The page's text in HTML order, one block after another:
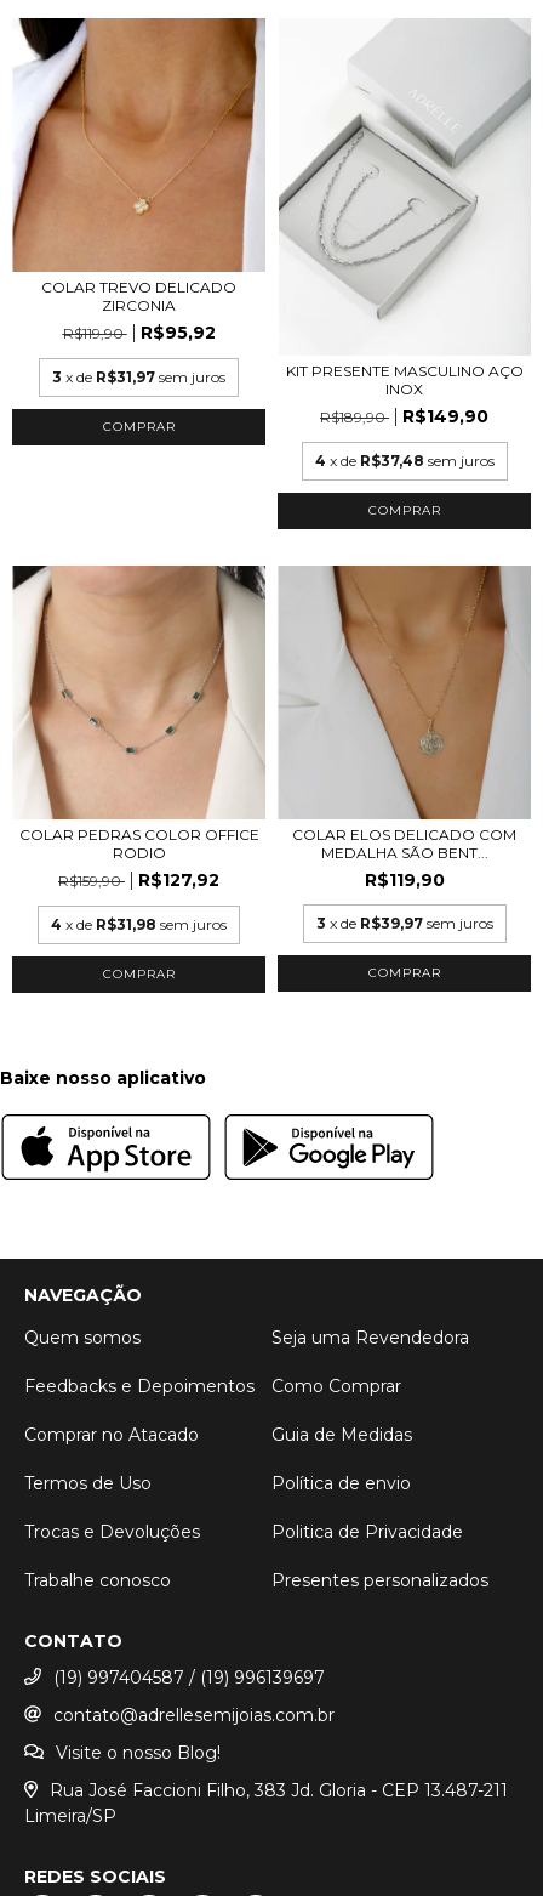
COLAR TREVO DELICADO
ZIRCONIA
R$119,90
R$95,92
3 x de R$31,97 sem juros
KIT PRESENTE MASCULINO AÇO
INOX
R$189,90
R$149,90
4 x de R$37,48 sem juros
COLAR PEDRAS COLOR OFFICE
RODIO
R$159,90
R$127,92
4 x de R$31,98 sem juros
COMPRAR
COLAR ELOS DELICADO COM
MEDALHA SÃO BENT...
R$119,90
3 x de R$39,97 sem juros
COMPRAR
Baixe nosso aplicativo
NAVEGAÇÃO
Quem somos
Seja uma Revendedora
Feedbacks e Depoimentos Como Comprar
Comprar no Atacado Guia de Medidas
Termos de Uso Política de envio
Trocas e Devoluções Politica de Privacidade
Trabalhe conosco Presentes personalizados
CONTATO
(19) 997404587 / (19) 996139697
contato@adrellesemijoias.com.br
Visite o nosso Blog!
Rua José Faccioni Filho, 383 Jd. Gloria - CEP 13.487-211
Limeira/SP
REDES SOCIAIS